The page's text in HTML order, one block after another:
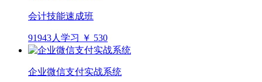
会计技能速成班
91943人学习 ￥ 530
企业微信支付实战系统